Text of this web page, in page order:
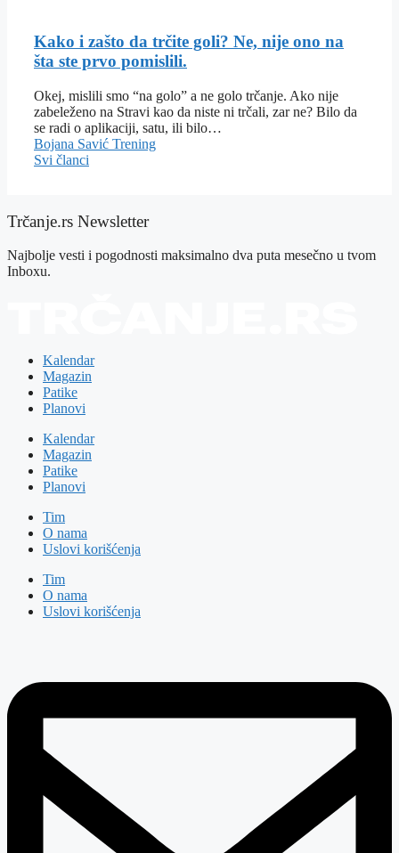
Kako i zašto da trčite goli? Ne, nije ono na
šta ste prvo pomislili.
Okej, mislili smo “na golo” a ne golo trčanje. Ako nije
zabeleženo na Stravi kao da niste ni trčali, zar ne? Bilo da
se radi o aplikaciji, satu, ili bilo…
Bojana Savić Trening
Svi članci
Trčanje.rs Newsletter
Najbolje vesti i pogodnosti maksimalno dva puta mesečno u tvom
Inboxu.
Kalendar
Magazin
Patike
Planovi
Kalendar
Magazin
Patike
Planovi
Tim
O nama
Uslovi korišćenja
Tim
O nama
Uslovi korišćenja